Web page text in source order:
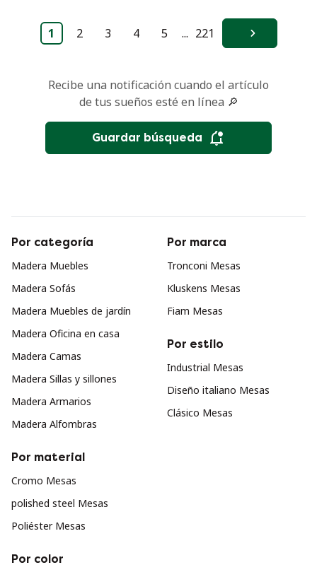
1 2 3 4 5 ... 221 Siguiente
Recibe una notificación cuando el artículo
de tus sueños esté en línea 🔎
Guardar búsqueda
Por categoría
Madera Muebles
Madera Sofás
Madera Muebles de jardín
Madera Oficina en casa
Madera Camas
Madera Sillas y sillones
Madera Armarios
Madera Alfombras
Por marca
Tronconi Mesas
Kluskens Mesas
Fiam Mesas
Por estilo
Industrial Mesas
Diseño italiano Mesas
Clásico Mesas
Por material
Cromo Mesas
polished steel Mesas
Poliéster Mesas
Por color